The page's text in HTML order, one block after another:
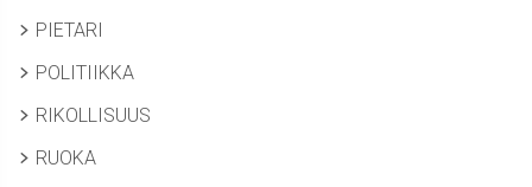
PIETARI
POLITIIKKA
RIKOLLISUUS
RUOKA